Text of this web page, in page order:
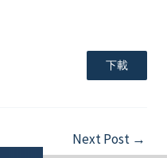
下載
Next Post →